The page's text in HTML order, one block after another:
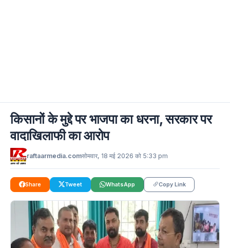
किसानों के मुद्दे पर भाजपा का धरना, सरकार पर
वादाखिलाफी का आरोप
raftaarmedia.comसोमवार, 18 मई 2026 को 5:33 pm
Share Tweet WhatsApp Copy Link